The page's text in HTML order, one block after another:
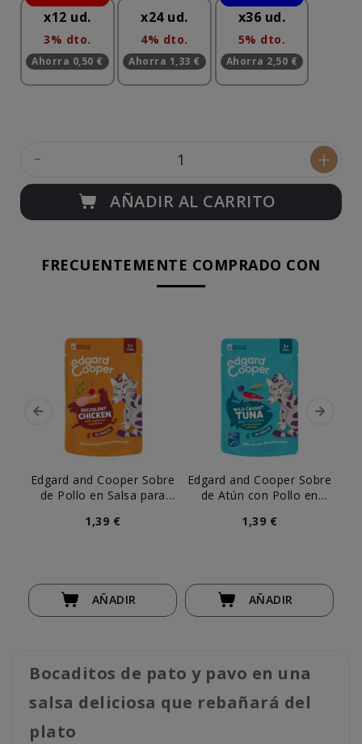
x12 ud.
3% dto.
Ahorra 0,50 €
x24 ud.
4% dto.
Ahorra 1,33 €
x36 ud.
5% dto.
Ahorra 2,50 €
- +
AÑADIR AL CARRITO
FRECUENTEMENTE COMPRADO CON
Edgard and Cooper Sobre
de Pollo en Salsa para
1,39 €
AÑADIR
Edgard and Cooper Sobre
de Atún con Pollo en
1,39 €
AÑADIR
Bocaditos de pato y pavo en una
salsa deliciosa que rebañará del
plato